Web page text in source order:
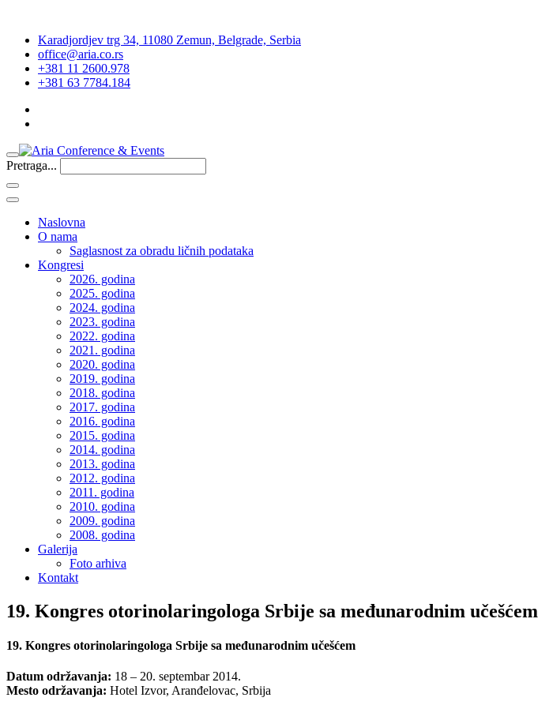
Karadjordjev trg 34, 11080 Zemun, Belgrade, Serbia
office@aria.co.rs
+381 11 2600.978
+381 63 7784.184
Pretraga...
Naslovna
O nama
Saglasnost za obradu ličnih podataka
Kongresi
2026. godina
2025. godina
2024. godina
2023. godina
2022. godina
2021. godina
2020. godina
2019. godina
2018. godina
2017. godina
2016. godina
2015. godina
2014. godina
2013. godina
2012. godina
2011. godina
2010. godina
2009. godina
2008. godina
Galerija
Foto arhiva
Kontakt
19. Kongres otorinolaringologa Srbije sa međunarodnim učešćem
19. Kongres otorinolaringologa Srbije sa međunarodnim učešćem
Datum održavanja: 18 – 20. septembar 2014.
Mesto održavanja: Hotel Izvor, Aranđelovac, Srbija